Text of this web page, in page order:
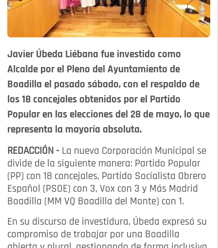
Javier Úbeda Liébana fue investido como
Alcalde por el Pleno del Ayuntamiento de
Boadilla el pasado sábado, con el respaldo de
los 18 concejales obtenidos por el Partido
Popular en las elecciones del 28 de mayo, lo que
representa la mayoría absoluta.
REDACCIÓN - La nueva Corporación Municipal se
divide de la siguiente manera: Partido Popular
(PP) con 18 concejales, Partido Socialista Obrero
Español (PSOE) con 3, Vox con 3 y Más Madrid
Boadilla (MM VQ Boadilla del Monte) con 1.
En su discurso de investidura, Úbeda expresó su
compromiso de trabajar por una Boadilla